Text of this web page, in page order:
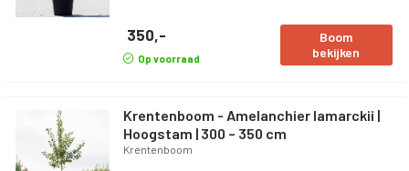
350,-
Op voorraad
Boom
bekijken
Krentenboom - Amelanchier lamarckii |
Hoogstam | 300 – 350 cm
Krentenboom